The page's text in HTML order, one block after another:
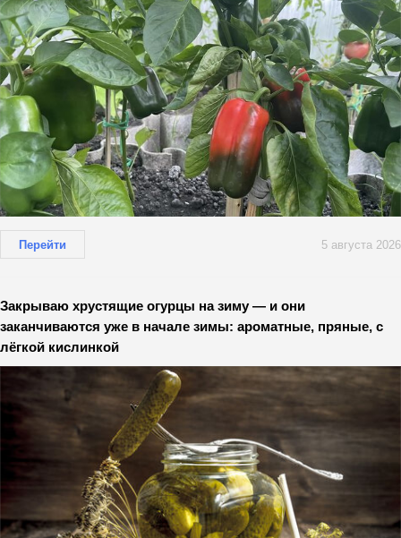
Перейти 5 августа 2026
Закрываю хрустящие огурцы на зиму — и они
заканчиваются уже в начале зимы: ароматные, пряные, с
лёгкой кислинкой